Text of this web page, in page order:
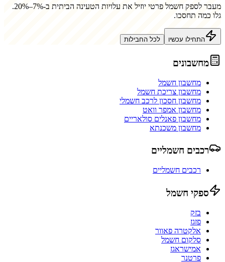
מעבר לספק חשמל פרטי יוזיל את עלויות הטעינה הביתית ב-7%–20%.
גלו כמה תחסכו.
התחילו עכשיו לכל החבילות
מחשבונים
מחשבון חשמל
מחשבון צריכת חשמל
מחשבון חסכון לרכב חשמלי
מחשבון אמפר וואט
מחשבון פאנלים סולאריים
מחשבון משכנתא
רכבים חשמליים
רכבים חשמליים
ספקי חשמל
בזק
פזגז
אלקטרה פאוור
סלקום חשמל
אמישראגז
פרטנר